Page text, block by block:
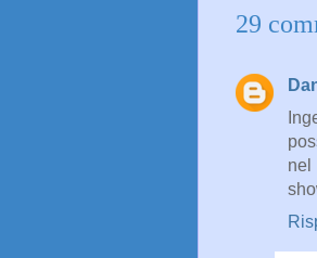
29
nel